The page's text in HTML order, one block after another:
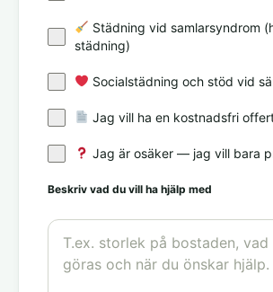
Städning vid samlarsyndrom
städning)
Socialstädning och stöd vid
Jag vill ha en kostnadsfri
Jag är osäker — jag vill bara
Beskriv vad du vill ha hjälp med